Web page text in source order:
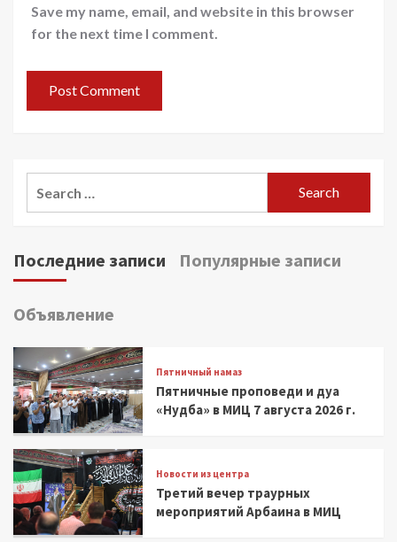
Save my name, email, and website in this browser
for the next time I comment.
Последние записи Популярные записи
Объявление
Пятничный намаз
Пятничные проповеди и дуа
«Нудба» в МИЦ 7 августа 2026 г.
Новости из центра
Третий вечер траурных
мероприятий Арбаина в МИЦ